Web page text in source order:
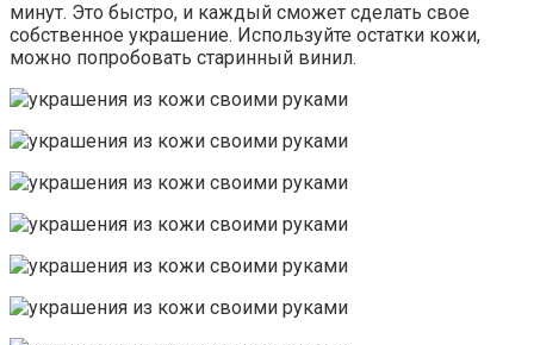
минут. Это быстро, и каждый сможет сделать свое
собственное украшение. Используйте остатки кожи,
можно попробовать старинный винил.